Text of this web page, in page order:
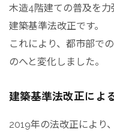
木造4階建ての普及を
建築基準法改正です。
これにより、都市部で
のへと変化しました。
建築基準法改正によ
2019年の法改正により